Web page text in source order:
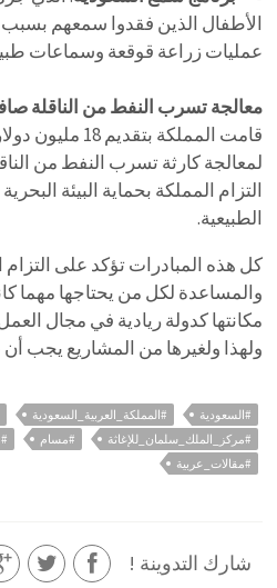
الأطفال الذين فقدوا سمعهم بسبب
عمليات زراعة قوقعة وسماعات
معالجة تسرب النفط من الناقلة
قامت المملكة
لمعالجة كارثة تسرب النفط من
التزام المملكة بحماية البيئة
الطبيعية.
كل هذه المبادرات تؤكد على التزام
والمساعدة لكل من يحتاجها مهما
مكانتها كدولة ريادية في مجال
ولهذا ولغيرها من المشاريع يجب
#السعودية #المملكة_العربية_السعودية
#مركز_الملك_سلمان_للإغاثة
#مسام
#مقالات_عربية
شارك التدوينة !